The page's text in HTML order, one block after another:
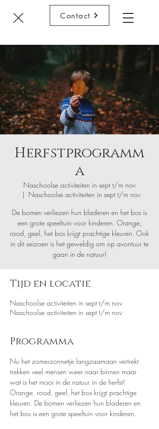
Contact
Herfstprogramm
a
Naschoolse activiteiten in sept t/m nov
  |
Naschoolse activiteiten in sept t/m nov
De bomen verliezen hun bladeren en het bos is
een grote speeltuin voor kinderen. Orange,
rood, geel, het bos krijgt prachtige kleuren. Ook
in dit seizoen is het geweldig om op avontuur te
gaan in de natuur!
Tijd en locatie
Naschoolse activiteiten in sept t/m nov
Naschoolse activiteiten in sept t/m nov
Programma
Nu het zomerzonnetje langzaamaan vertrekt
trekken veel mensen weer naar binnen maar
wat is het mooi in de natuur in de herfst!
Orange, rood, geel, het bos krijgt prachtige
kleuren. De bomen verliezen hun bladeren en
het bos is een grote speeltuin voor kinderen.